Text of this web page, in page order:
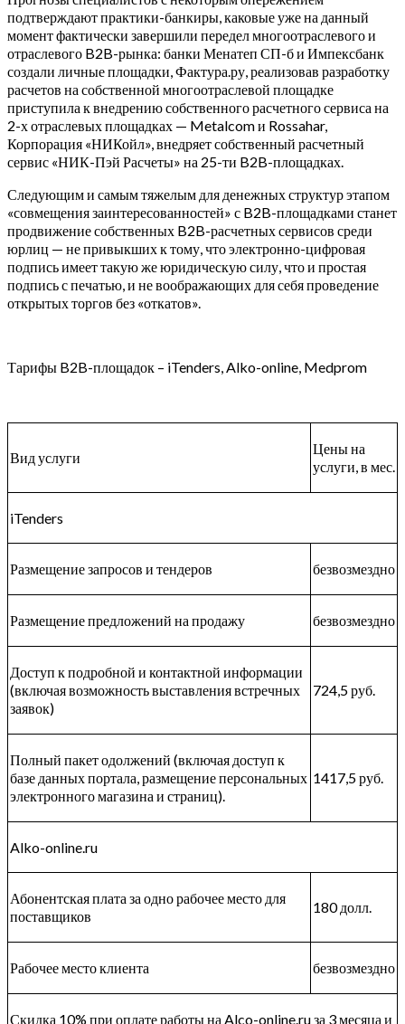
подтверждают практики-банкиры, каковые уже на данный
момент фактически завершили передел многоотраслевого и
отраслевого B2B-рынка: банки Менатеп СП-б и Импексбанк
создали личные площадки, Фактура.ру, реализовав разработку
расчетов на собственной многоотраслевой площадке
приступила к внедрению собственного расчетного сервиса на
2-х отраслевых площадках — Metalcom и Rossahar,
Корпорация «НИКойл», внедряет собственный расчетный
сервис «НИК-Пэй Расчеты» на 25-ти B2B-площадках.
Следующим и самым тяжелым для денежных структур этапом
«совмещения заинтересованностей» с B2B-площадками станет
продвижение собственных B2B-расчетных сервисов среди
юрлиц — не привыкших к тому, что электронно-цифровая
подпись имеет такую же юридическую силу, что и простая
подпись с печатью, и не воображающих для себя проведение
открытых торгов без «откатов».
Тарифы B2B-площадок – iTenders, Alko-online, Medprom
Вид услуги
Цены на
услуги, в мес.
iTenders
Размещение запросов и тендеров безвозмездно
Размещение предложений на продажу безвозмездно
Доступ к подробной и контактной информации
(включая возможность выставления встречных
заявок)
724,5 руб.
Полный пакет одолжений (включая доступ к
базе данных портала, размещение персональных
электронного магазина и страниц).
1417,5 руб.
Alko-online.ru
Абонентская плата за одно рабочее место для
поставщиков
180 долл.
Рабочее место клиента безвозмездно
Скидка 10% при оплате работы на Alco-online.ru за 3 месяца и